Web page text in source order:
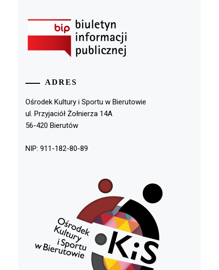
ADRES
Ośrodek Kultury i Sportu w Bierutowie
ul. Przyjaciół Żołnierza 14A
56-420 Bierutów
NIP: 911-182-80-89